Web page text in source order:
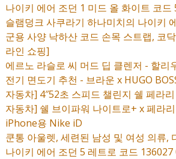
나이키 에어 조던 1 미드 올 화이트 코드
슬램덩크 사쿠라기 하나미치의 나이키
군용 사양 낙하산 코드 손목 스트랩, 코
라인 쇼핑]
에르노 라슬로 씨 머드 딥 클렌저 - 할리
전기 면도기 추천 - 브라운 x HUGO
자동차] 4″52초 스피드 챌린지 쉘 페라
자동차] 쉘 브이파워 나이트로+ x 페라
iPhone용 Nike iD
쿤통 아울렛, 세련된 남성 및 여성 의류,
나이키 에어 조던 5 레트로 코드 136027